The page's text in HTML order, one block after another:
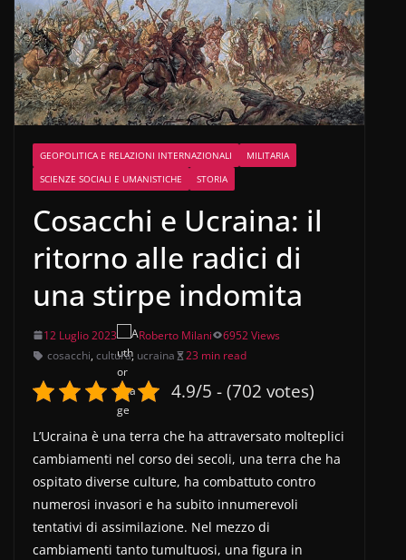
GEOPOLITICA E RELAZIONI INTERNAZIONALI
MILITARIA
SCIENZE SOCIALI E UMANISTICHE
STORIA
Cosacchi e Ucraina: il
ritorno alle radici di
una stirpe indomita
12 Luglio 2023 Roberto Milani
6952 Views
cosacchi, cultura, ucraina 23 min read
4.9/5 - (702 votes)
L’Ucraina è una terra che ha attraversato molteplici
cambiamenti nel corso dei secoli, una terra che ha
ospitato diverse culture, ha combattuto contro
numerosi invasori e ha subito innumerevoli
tentativi di assimilazione. Nel mezzo di
cambiamenti tanto tumultuosi, una figura in